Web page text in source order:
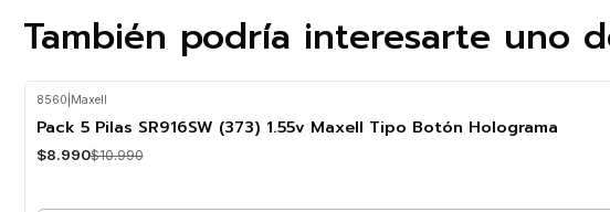
También podría interesarte uno
-18% OFF
8560 Maxell
Pack 5 Pilas SR916SW (373) 1.55v Maxell Tipo Botón Holograma
$8.990$10.990